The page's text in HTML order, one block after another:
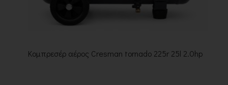
Κομπρεσέρ αέρος Cresman tornado 225r 25l 2.0hp